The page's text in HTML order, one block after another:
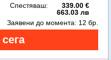
Спестяваш:
339.00 €
663.03 лв
Заявени до момента: 12 бр.